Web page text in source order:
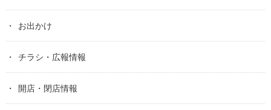
お出かけ
チラシ・広報情報
開店・閉店情報